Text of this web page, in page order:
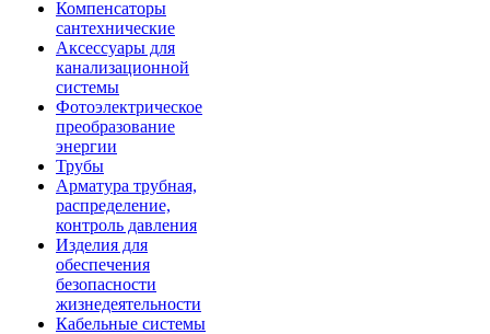
Компенсаторы
сантехнические
Аксессуары для
канализационной
системы
Фотоэлектрическое
преобразование
энергии
Трубы
Арматура трубная,
распределение,
контроль давления
Изделия для
обеспечения
безопасности
жизнедеятельности
Кабельные системы